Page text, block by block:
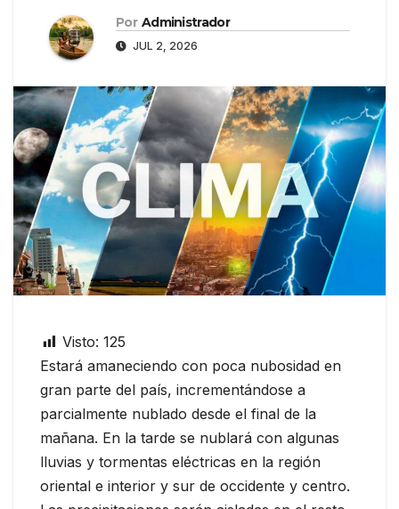
Por Administrador
JUL 2, 2026
Visto: 125
Estará amaneciendo con poca nubosidad en
gran parte del país, incrementándose a
parcialmente nublado desde el final de la
mañana. En la tarde se nublará con algunas
lluvias y tormentas eléctricas en la región
oriental e interior y sur de occidente y centro.